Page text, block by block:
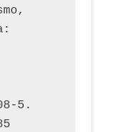
5.